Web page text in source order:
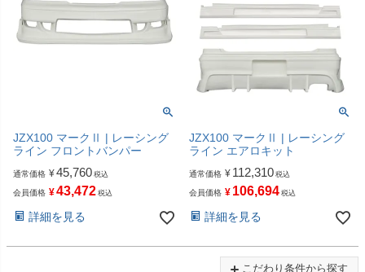
JZX100 マークⅡ | レーシング
ライン フロントバンパー
通常価格 ¥45,760 税込
会員価格 ¥43,472 税込
詳細を見る
JZX100 マークⅡ | レーシング
ライン エアロキット
通常価格 ¥ 112,310 税込
会員価格 ¥ 106,694 税込
詳細を見る
こだわり条件から探す